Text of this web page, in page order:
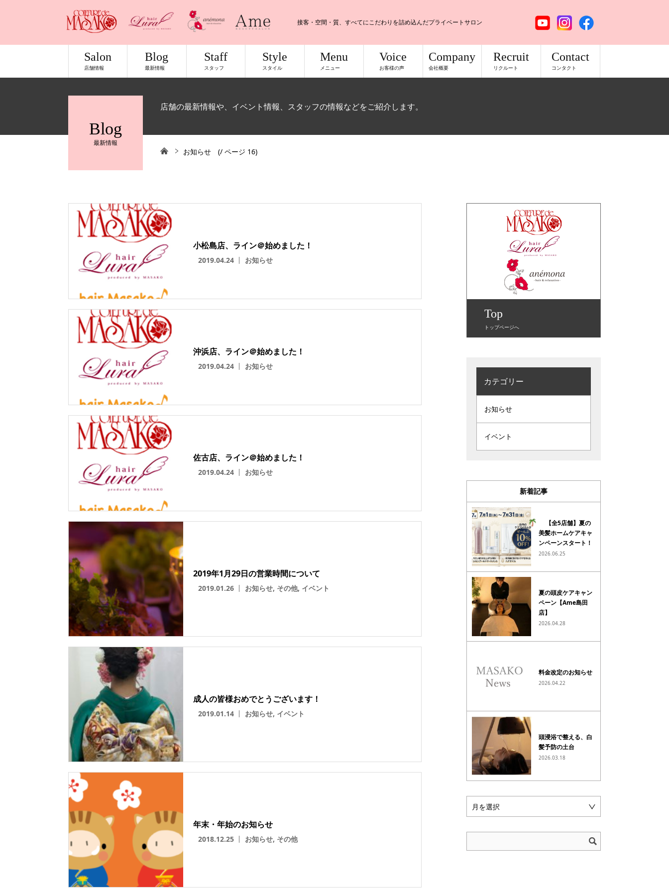
接客・空間・質、すべてにこだわりを詰め込んだプライベートサロン
Salon
店舗情報
Blog
最新情報
Staff
スタッフ
Style
スタイル
Menu
メニュー
Voice
お客様の声
Company
会社概要
Recruit
リクルート
Contact
コンタクト
Blog
最新情報
店舗の最新情報や、イベント情報、スタッフの情報などをご紹介します。
お知らせ (/ ページ 16)
小松島店、ライン＠始めました！
2019.04.24 お知らせ
沖浜店、ライン＠始めました！
2019.04.24 お知らせ
佐古店、ライン＠始めました！
2019.04.24 お知らせ
2019年1月29日の営業時間について
2019.01.26 お知らせ, その他, イベント
成人の皆様おめでとうございます！
2019.01.14 お知らせ, イベント
年末・年始のお知らせ
2018.12.25 お知らせ, その他
Top
トップページへ
カテゴリー
お知らせ
イベント
新着記事
【全5店舗】夏の
美髪ホームケアキャ
ンペーンスタート！
2026.06.25
夏の頭皮ケアキャン
ペーン【Ame島田
店】
2026.04.28
料金改定のお知らせ
2026.04.22
頭浸浴で整える、白
髪予防の土台
2026.03.18
月を選択